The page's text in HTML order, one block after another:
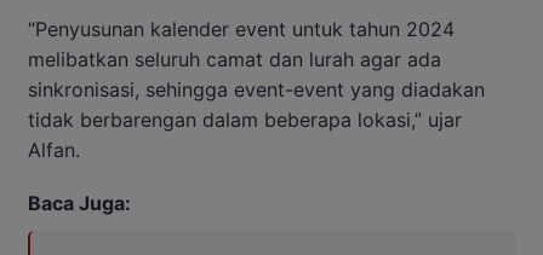
“Penyusunan kalender event untuk tahun 2024
melibatkan seluruh camat dan lurah agar ada
sinkronisasi, sehingga event-event yang diadakan
tidak berbarengan dalam beberapa lokasi,” ujar
Alfan.
Baca Juga: